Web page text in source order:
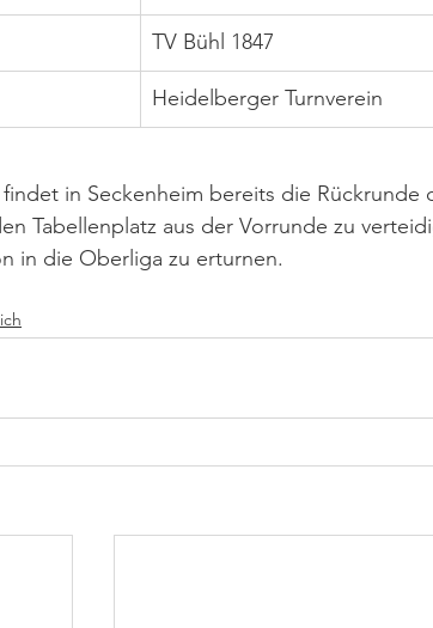
TV Bühl 1847
Heidelberger Turnverein
in Seckenheim bereits die Rückrunde
Tabellenplatz aus der Vorrunde zu
in die Oberliga zu erturnen.